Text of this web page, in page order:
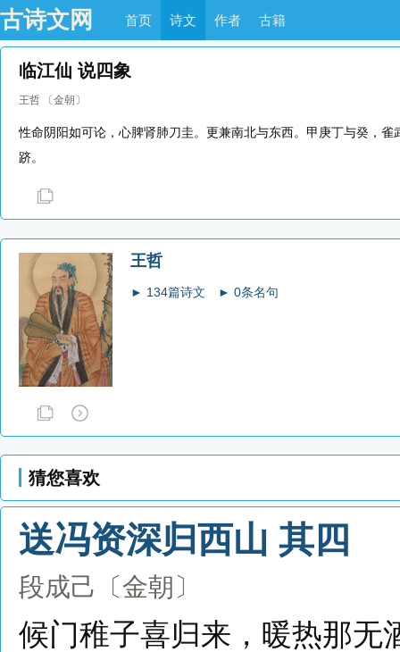
古诗文网 首页 诗文 作者 古籍
临江仙 说四象
王哲 〔金朝〕
性命阴阳如可论，心脾肾肺刀圭。更兼南北与东西。甲庚丁与癸，
跻。
王哲
► 134篇诗文 ► 0条名句
猜您喜欢
送冯资深归西山 其四
段成己 〔金朝〕
候门稚子喜归来，暖热那无